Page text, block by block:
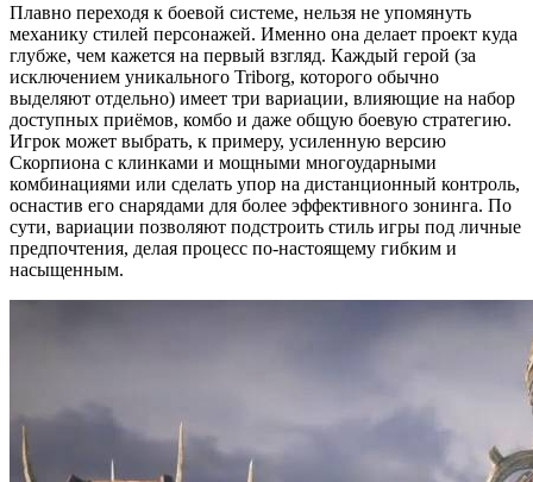
Плавно переходя к боевой системе, нельзя не упомянуть
механику стилей персонажей. Именно она делает проект куда
глубже, чем кажется на первый взгляд. Каждый герой (за
исключением уникального Triborg, которого обычно
выделяют отдельно) имеет три вариации, влияющие на набор
доступных приёмов, комбо и даже общую боевую стратегию.
Игрок может выбрать, к примеру, усиленную версию
Скорпиона с клинками и мощными многоударными
комбинациями или сделать упор на дистанционный контроль,
оснастив его снарядами для более эффективного зонинга. По
сути, вариации позволяют подстроить стиль игры под личные
предпочтения, делая процесс по-настоящему гибким и
насыщенным.